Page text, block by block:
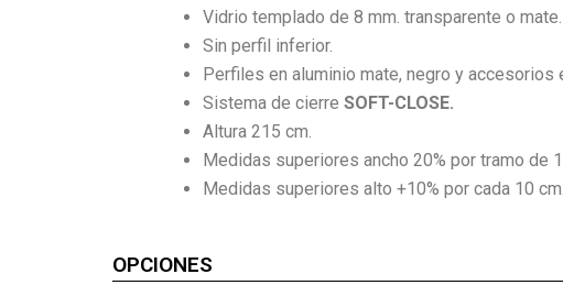
Vidrio templado de 8 mm. transparente o mate.
Sin perfil inferior.
Perfiles en aluminio mate, negro y accesorios
Sistema de cierre SOFT-CLOSE.
Altura 215 cm.
Medidas superiores ancho 20% por tramo de
Medidas superiores alto +10% por cada 10
OPCIONES